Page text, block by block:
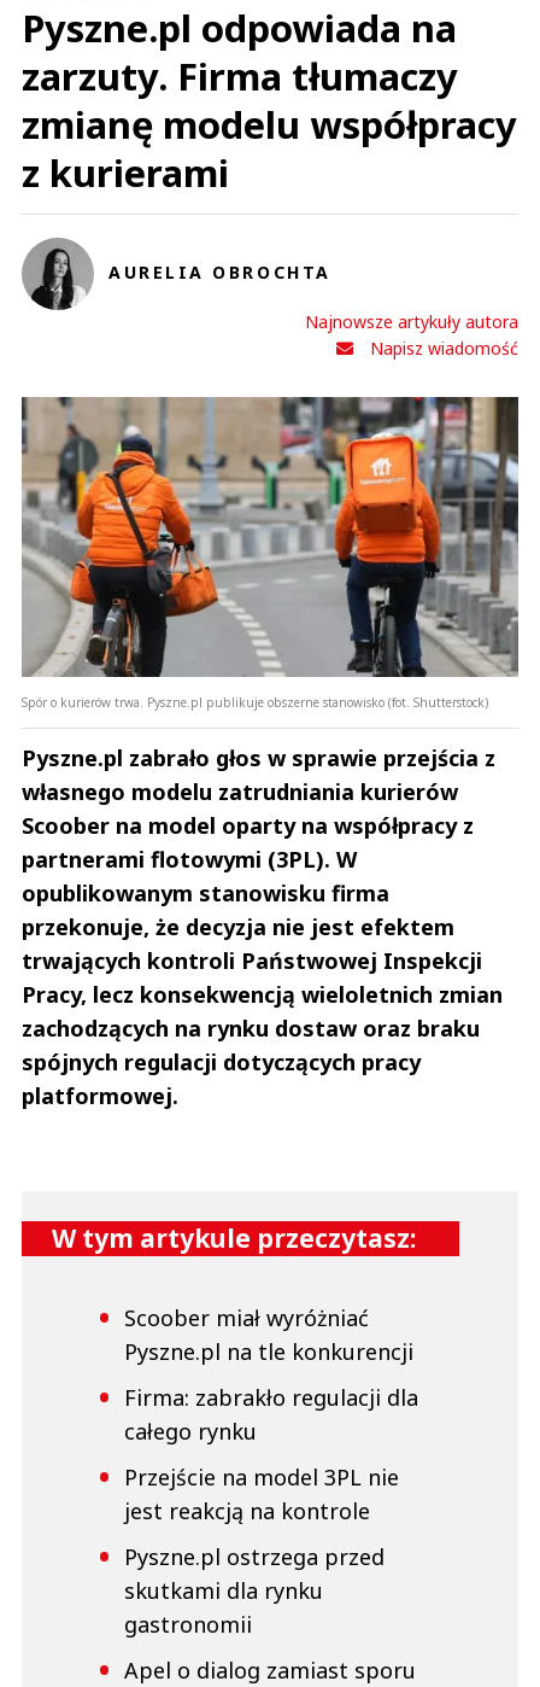
Pyszne.pl odpowiada na
zarzuty. Firma tłumaczy
zmianę modelu współpracy
z kurierami
AURELIA OBROCHTA
Najnowsze artykuły autora
Napisz wiadomość
Spór o kurierów trwa. Pyszne.pl publikuje obszerne stanowisko (fot. Shutterstock)
Pyszne.pl zabrało głos w sprawie przejścia z
własnego modelu zatrudniania kurierów
Scoober na model oparty na współpracy z
partnerami flotowymi (3PL). W
opublikowanym stanowisku firma
przekonuje, że decyzja nie jest efektem
trwających kontroli Państwowej Inspekcji
Pracy, lecz konsekwencją wieloletnich zmian
zachodzących na rynku dostaw oraz braku
spójnych regulacji dotyczących pracy
platformowej.
W tym artykule przeczytasz:
Scoober miał wyróżniać
Pyszne.pl na tle konkurencji
Firma: zabrakło regulacji dla
całego rynku
Przejście na model 3PL nie
jest reakcją na kontrole
Pyszne.pl ostrzega przed
skutkami dla rynku
gastronomii
Apel o dialog zamiast sporu